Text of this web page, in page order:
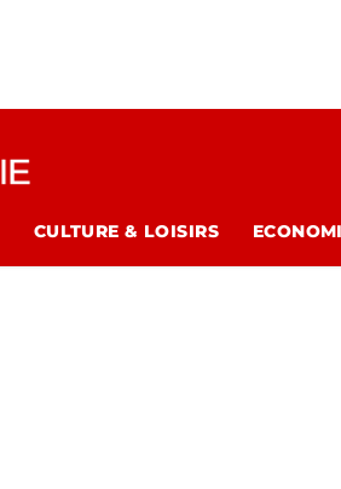
CULTURE & LOISIRS